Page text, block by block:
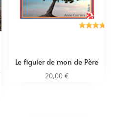
Le figuier de mon de Père
20,00 €